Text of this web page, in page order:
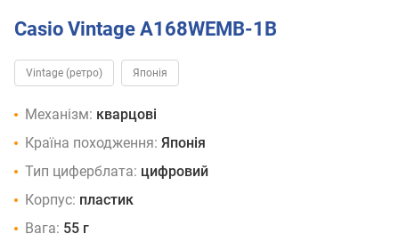
Casio Vintage A168WEMB-1B
Vintage (ретро) Японія
Механізм: кварцові
Країна походження: Японія
Тип циферблата: цифровий
Корпус: пластик
Вага: 55 г